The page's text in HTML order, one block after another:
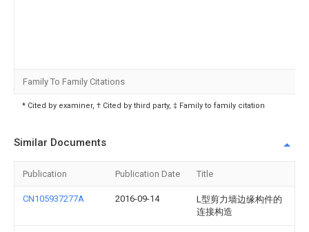
Family To Family Citations
* Cited by examiner, † Cited by third party, ‡ Family to family citation
Similar Documents
Publication Publication Date Title
CN105937277A 2016-09-14
L型剪力墙边缘构件的
连接构造